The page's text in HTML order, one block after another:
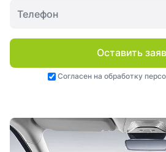
Оставить
Согласен на обработку